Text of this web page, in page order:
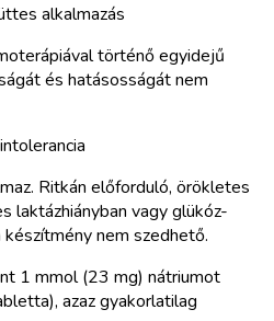
alkalmazás
történő egyidejű
és hatásosságát nem
Ritkán előforduló, örökletes
laktázhiányban vagy glükóz-
nem szedhető.
1 mmol (23 mg) nátriumot
azaz gyakorlatilag